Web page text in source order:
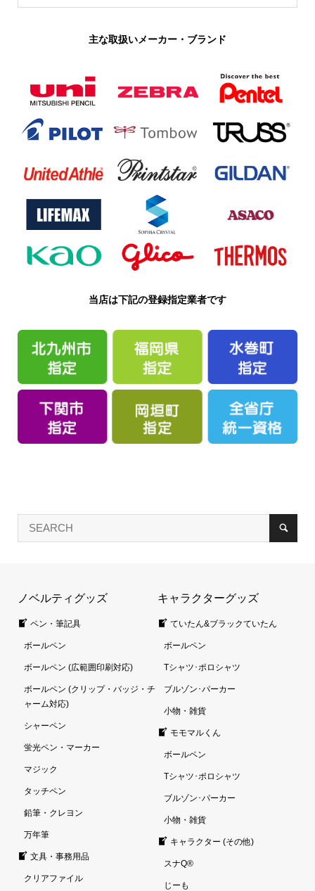
主な取扱いメーカー・ブランド
当店は下記の登録指定業者です
ノベルティグッズ
ペン・筆記具
ボールペン
ボールペン (広範囲印刷対応)
ボールペン (クリップ・バッジ・チ
ャーム対応)
シャーペン
蛍光ペン・マーカー
マジック
タッチペン
鉛筆・クレヨン
万年筆
文具・事務用品
クリアファイル
キャラクターグッズ
ていたん&ブラックていたん
ボールペン
Tシャツ･ポロシャツ
ブルゾン･パーカー
小物・雑貨
モモマルくん
ボールペン
Tシャツ･ポロシャツ
ブルゾン･パーカー
小物・雑貨
キャラクター (その他)
スナQ®
じーも